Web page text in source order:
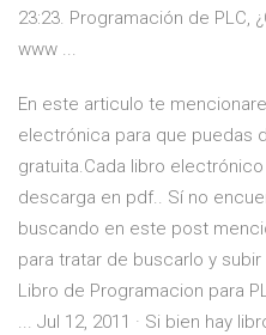
23:23. Programación de PLC,
www ...
En este articulo te
electrónica para que puedas
gratuita.Cada libro
descarga en pdf.. Sí no
buscando en este post
para tratar de buscarlo y
Libro de Programacion para
... Jul 12, 2011 · Si bien hay